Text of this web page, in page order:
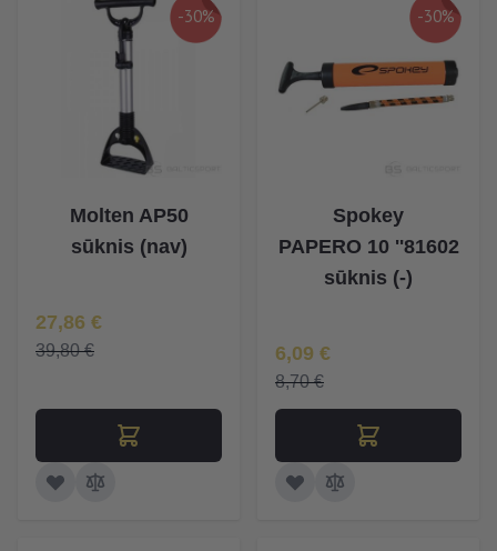
-30%
Molten AP50
sūknis (nav)
Īpaša Cena
27,86 €
39,80 €
-30%
Spokey
PAPERO 10 ''81602
sūknis (-)
Īpaša Cena
6,09 €
8,70 €